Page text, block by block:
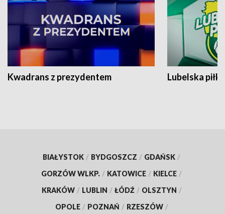
Kwadrans z prezydentem Lubelska piłka
BIAŁYSTOK / BYDGOSZCZ / GDAŃSK /
GORZÓW WLKP. / KATOWICE / KIELCE /
KRAKÓW / LUBLIN / ŁÓDŹ / OLSZTYN /
OPOLE / POZNAŃ / RZESZÓW /